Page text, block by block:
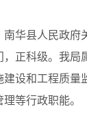
华县人民政府
正科级。我
建设和工程质
等行政职能。